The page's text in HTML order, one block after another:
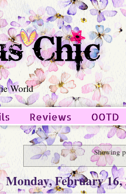
World
Reviews
OOTD
Showing
Monday, February 16,